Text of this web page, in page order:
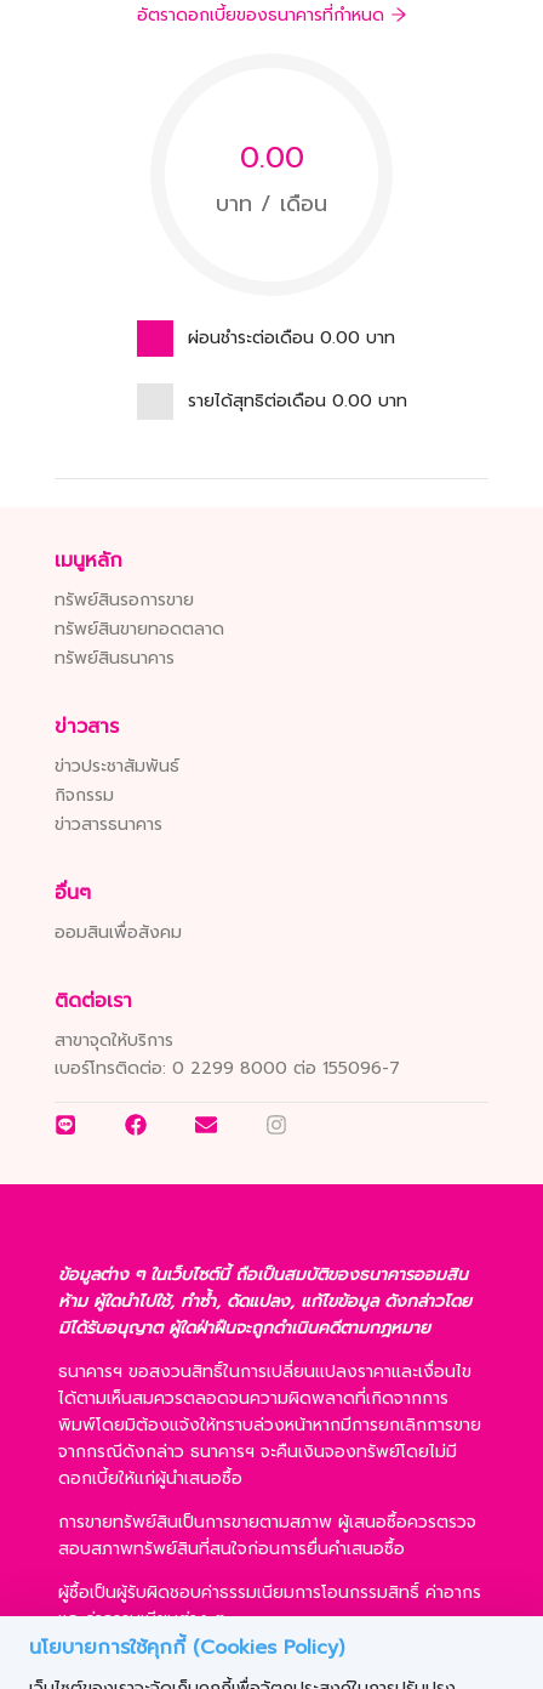
นโยบายการใช้คุกกี้ (Cookies Policy)
อัตราดอกเบี้ยของธนาคารที่กำหนด
0.00
บาท / เดือน
ผ่อนชำระต่อเดือน 0.00 บาท
รายได้สุทธิต่อเดือน 0.00 บาท
เมนูหลัก
ทรัพย์สินรอการขาย
ทรัพย์สินขายทอดตลาด
ทรัพย์สินธนาคาร
ข่าวสาร
ข่าวประชาสัมพันธ์
กิจกรรม
ข่าวสารธนาคาร
อื่นๆ
ออมสินเพื่อสังคม
ติดต่อเรา
สาขาจุดให้บริการ
เบอร์โทรติดต่อ: 0 2299 8000 ต่อ 155096-7
ข้อมูลต่าง ๆ ในเว็บไซต์นี้ ถือเป็นสมบัติของธนาคารออมสิน
ห้าม ผู้ใดนำไปใช้, ทำซ้ำ, ดัดแปลง, แก้ไขข้อมูล ดังกล่าวโดย
มิได้รับอนุญาต ผู้ใดฝ่าฝืนจะถูกดำเนินคดีตามกฎหมาย
ธนาคารฯ ขอสงวนสิทธิ์ในการเปลี่ยนแปลงราคาและเงื่อนไข
ได้ตามเห็นสมควรตลอดจนความผิดพลาดที่เกิดจากการ
พิมพ์โดยมิต้องแจ้งให้ทราบล่วงหน้าหากมีการยกเลิกการขาย
จากกรณีดังกล่าว ธนาคารฯ จะคืนเงินจองทรัพย์โดยไม่มี
ดอกเบี้ยให้แก่ผู้นำเสนอซื้อ
การขายทรัพย์สินเป็นการขายตามสภาพ ผู้เสนอซื้อควรตรวจ
สอบสภาพทรัพย์สินที่สนใจก่อนการยื่นคำเสนอซื้อ
ผู้ซื้อเป็นผู้รับผิดชอบค่าธรรมเนียมการโอนกรรมสิทธิ์ ค่าอากร
และค่าธรรมเนียมต่าง ๆ
ผู้ซื้อสามารถขอสินเชื่อได้ตามหลักเกณฑ์ของธนาคารฯ และ